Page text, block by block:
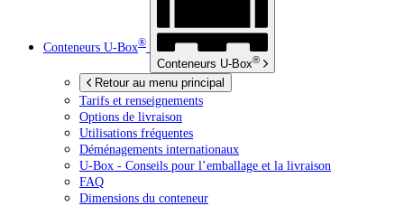
Conteneurs U-Box®
Conteneurs U-Box®
Retour au menu principal
Tarifs et renseignements
Options de livraison
Utilisations fréquentes
Déménagements internationaux
U-Box - Conseils pour l’emballage et la livraison
FAQ
Dimensions du conteneur